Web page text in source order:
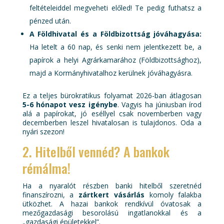
feltételeiddel megveheti előled! Te pedig futhatsz a
pénzed után.
A Földhivatal és a Földbizottság jóváhagyása:
Ha letelt a 60 nap, és senki nem jelentkezett be, a
papírok a helyi Agrárkamarához (Földbizottsághoz),
majd a Kormányhivatalhoz kerülnek jóváhagyásra.
Ez a teljes bürokratikus folyamat 2026-ban átlagosan
5-6 hónapot vesz igénybe. Vagyis ha júniusban írod
alá a papírokat, jó eséllyel csak novemberben vagy
decemberben leszel hivatalosan is tulajdonos. Oda a
nyári szezon!
2. Hitelből vennéd? A bankok
rémálma!
Ha a nyaralót részben banki hitelből szeretnéd
finanszírozni, a zártkert vásárlás komoly falakba
ütközhet. A hazai bankok rendkívül óvatosak a
mezőgazdasági besorolású ingatlanokkal és a
„gazdasági épületekkel”.